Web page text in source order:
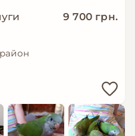
9 700 грн.